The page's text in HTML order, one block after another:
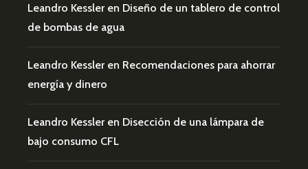
Leandro Kessler en Diseño de un tablero de control
de bombas de agua
Leandro Kessler en Recomendaciones para ahorrar
energía y dinero
Leandro Kessler en Disección de una lámpara de
bajo consumo CFL